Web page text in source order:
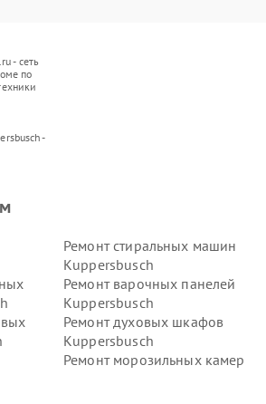
- сеть
по
Ремонт стиральных машин
Kuppersbusch
Ремонт варочных панелей
Kuppersbusch
Ремонт духовых шкафов
Kuppersbusch
Ремонт морозильных камер